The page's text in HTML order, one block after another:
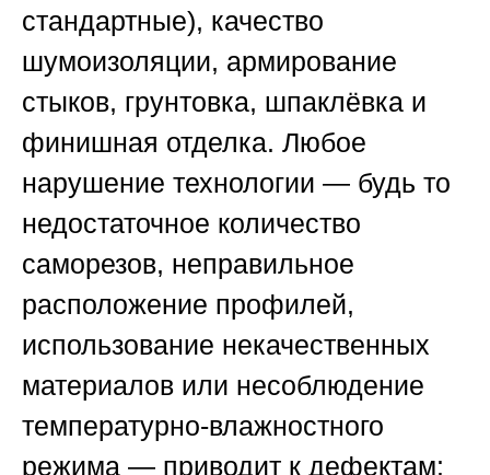
стандартные), качество
шумоизоляции, армирование
стыков, грунтовка, шпаклёвка и
финишная отделка. Любое
нарушение технологии — будь то
недостаточное количество
саморезов, неправильное
расположение профилей,
использование некачественных
материалов или несоблюдение
температурно-влажностного
режима — приводит к дефектам: